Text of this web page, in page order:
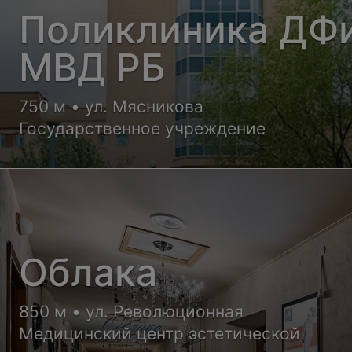
Поликлиника
МВД РБ
750 м • ул. Мясникова
Государственное учреждение
Облака
850 м • ул. Революционная
Медицинский центр эстетической